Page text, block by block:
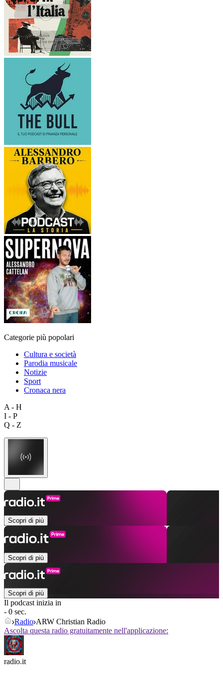
Categorie più popolari
Cultura e società
Parodia musicale
Notizie
Sport
Cronaca nera
A - H
I - P
Q - Z
Scopri di più
Scopri di più
Scopri di più
Il podcast inizia in
- 0 sec.
Radio ARW Christian Radio
Ascolta questa radio gratuitamente nell'applicazione:
radio.it